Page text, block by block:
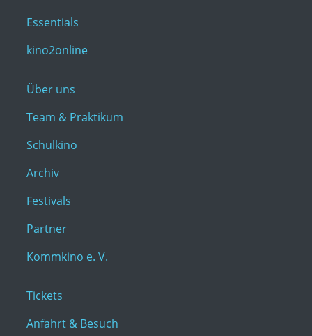
Essentials
kino2online
Über uns
Team & Praktikum
Schulkino
Archiv
Festivals
Partner
Kommkino e. V.
Tickets
Anfahrt & Besuch